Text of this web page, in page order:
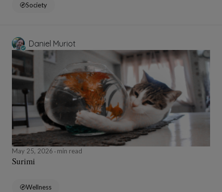
Society
Daniel Muriot
May 25, 2026 min read
Surimi
Wellness